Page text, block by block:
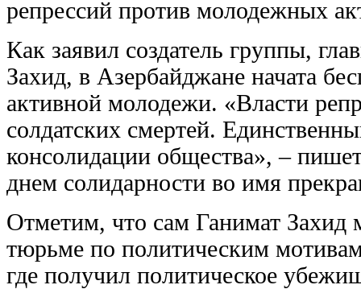
репрессий против молодежных
Как заявил создатель группы,
Захид, в Азербайджане начата
активной молодежи. «Власти
солдатских смертей.
консолидации общества», –
днем солидарности во имя
Отметим, что сам Ганимат Захид
тюрьме по политическим
где получил политическое